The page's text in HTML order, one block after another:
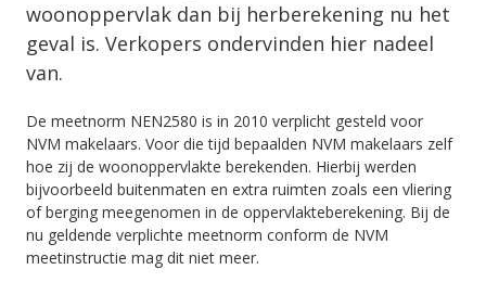
woonoppervlak dan bij herberekening nu het
geval is. Verkopers ondervinden hier nadeel
van.
De meetnorm NEN2580 is in 2010 verplicht gesteld voor
NVM makelaars. Voor die tijd bepaalden NVM makelaars zelf
hoe zij de woonoppervlakte berekenden. Hierbij werden
bijvoorbeeld buitenmaten en extra ruimten zoals een vliering
of berging meegenomen in de oppervlakteberekening. Bij de
nu geldende verplichte meetnorm conform de NVM
meetinstructie mag dit niet meer.